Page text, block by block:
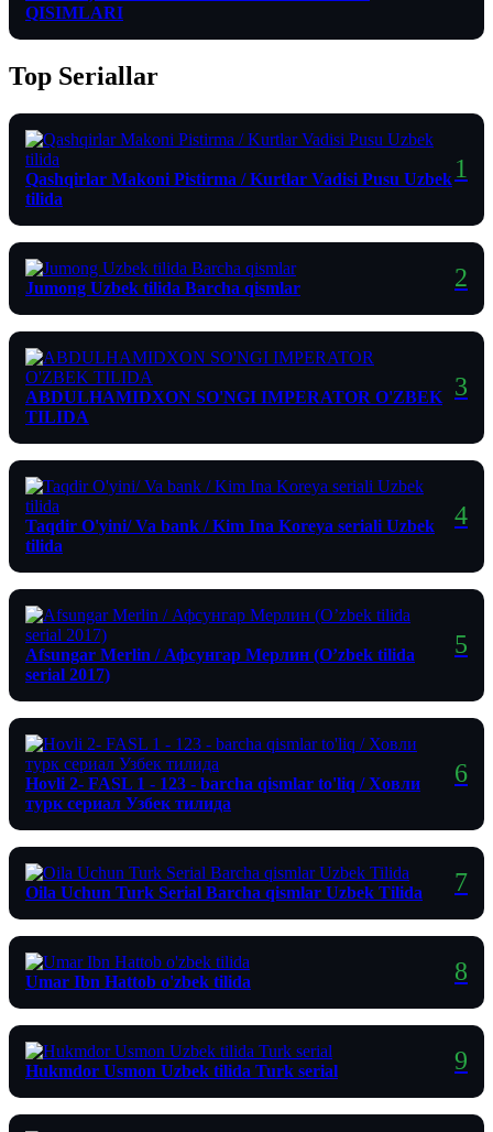
QISIMLARI
Top Seriallar
Qashqirlar Makoni Pistirma / Kurtlar Vadisi Pusu Uzbek
tilida
Jumong Uzbek tilida Barcha qismlar
ABDULHAMIDXON SO'NGI IMPERATOR O'ZBEK
TILIDA
Taqdir O'yini/ Va bank / Kim Ina Koreya seriali Uzbek
tilida
Afsungar Merlin / Афсунгар Мерлин (O’zbek tilida
serial 2017)
Hovli 2- FASL 1 - 123 - barcha qismlar to'liq / Ховли
турк сериал Узбек тилида
Oila Uchun Turk Serial Barcha qismlar Uzbek Tilida
Umar Ibn Hattob o'zbek tilida
Hukmdor Usmon Uzbek tilida Turk serial